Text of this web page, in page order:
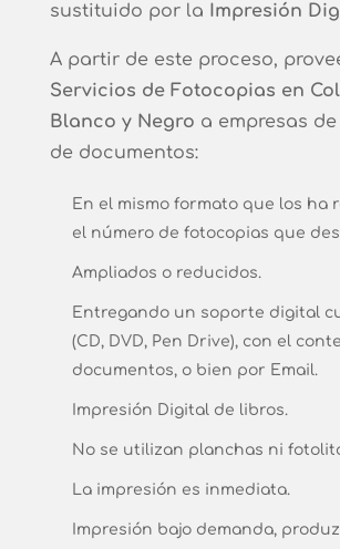
sustituido por la
Impresión
A partir de este proceso,
Servicios de Fotocopias en
Blanco y Negro a empresas
de documentos:
En el mismo formato que los ha
el número de fotocopias que
Ampliados o reducidos.
Entregando un soporte digital
(CD, DVD, Pen Drive), con el
documentos, o bien por Email.
Impresión Digital de libros.
No se utilizan planchas ni
La impresión es inmediata.
Impresión bajo demanda,